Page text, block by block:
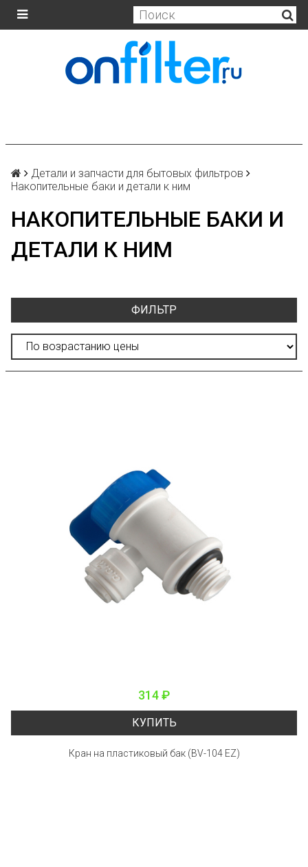
Детали и запчасти для бытовых фильтров
Накопительные баки и детали к ним
НАКОПИТЕЛЬНЫЕ БАКИ И
ДЕТАЛИ К НИМ
ФИЛЬТР
314 ₽
КУПИТЬ
Кран на пластиковый бак (BV-104 EZ)